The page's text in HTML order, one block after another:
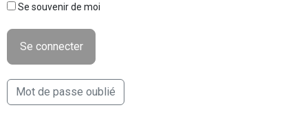
Se souvenir de moi
Mot de passe oublié